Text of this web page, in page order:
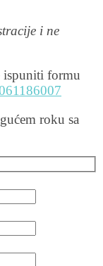
i ne
ispuniti formu
roku sa